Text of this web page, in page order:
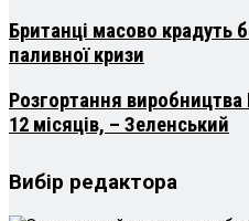
Британці масово крадуть
паливної кризи
Розгортання
12 місяців, – Зеленський
Вибір редактора